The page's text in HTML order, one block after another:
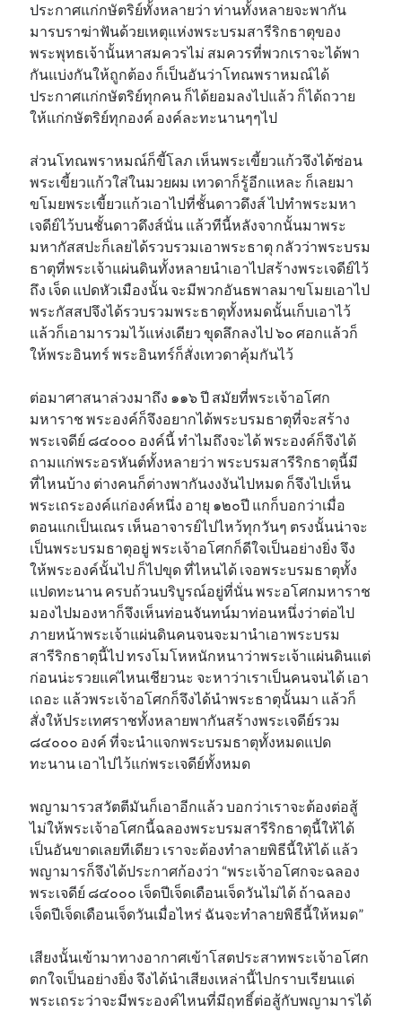
ประกาศแก่กษัตริย์ทั้งหลายว่า ท่านทั้งหลายจะพากัน
มารบราฆ่าฟันด้วยเหตุแห่งพระบรมสารีริกธาตุของ
พระพุทธเจ้านั้นหาสมควรไม่ สมควรที่พวกเราจะได้พา
กันแบ่งกันให้ถูกต้อง ก็เป็นอันว่าโทณพราหมณ์ได้
ประกาศแก่กษัตริย์ทุกคน ก็ได้ยอมลงไปแล้ว ก็ได้ถวาย
ให้แก่กษัตริย์ทุกองค์ องค์ละทะนานๆๆไป
ส่วนโทณพราหมณ์ก็ขี้โลภ เห็นพระเขี้ยวแก้วจึงได้ซ่อน
พระเขี้ยวแก้วใส่ในมวยผม เทวดาก็รู้อีกแหละ ก็เลยมา
ขโมยพระเขี้ยวแก้วเอาไปที่ชั้นดาวดึงส์ ไปทำพระมหา
เจดีย์ไว้บนชั้นดาวดึงส์นั่น แล้วทีนี้หลังจากนั้นมาพระ
มหากัสสปะก็เลยได้รวบรวมเอาพระธาตุ กลัวว่าพระบรม
ธาตุที่พระเจ้าแผ่นดินทั้งหลายนำเอาไปสร้างพระเจดีย์ไว้
ถึง เจ็ด แปดหัวเมืองนั้น จะมีพวกอันธพาลมาขโมยเอาไป
พระกัสสปจึงได้รวบรวมพระธาตุทั้งหมดนั้นเก็บเอาไว้
แล้วก็เอามารวมไว้แห่งเดียว ขุดลึกลงไป ๖๐ ศอกแล้วก็
ให้พระอินทร์ พระอินทร์ก็สั่งเทวดาคุ้มกันไว้
ต่อมาศาสนาล่วงมาถึง ๑๑๖ ปี สมัยที่พระเจ้าอโศก
มหาราช พระองค์ก็จึงอยากได้พระบรมธาตุที่จะสร้าง
พระเจดีย์ ๘๔๐๐๐ องค์นี้ ทำไมถึงจะได้ พระองค์ก็จึงได้
ถามแก่พระอรหันต์ทั้งหลายว่า พระบรมสารีริกธาตุนี้มี
ที่ไหนบ้าง ต่างคนก็ต่างพากันงงงันไปหมด ก็จึงไปเห็น
พระเถระองค์แก่องค์หนึ่ง อายุ ๑๒๐ปี แกก็บอกว่าเมื่อ
ตอนแกเป็นเณร เห็นอาจารย์ไปไหว้ทุกวันๆ ตรงนั้นน่าจะ
เป็นพระบรมธาตุอยู่ พระเจ้าอโศกก็ดีใจเป็นอย่างยิ่ง จึง
ให้พระองค์นั้นไป ก็ไปขุด ที่ไหนได้ เจอพระบรมธาตุทั้ง
แปดทะนาน ครบถ้วนบริบูรณ์อยู่ที่นั่น พระอโศกมหาราช
มองไปมองหาก็จึงเห็นท่อนจันทน์มาท่อนหนึ่งว่าต่อไป
ภายหน้าพระเจ้าแผ่นดินคนจนจะมานำเอาพระบรม
สารีริกธาตุนี้ไป ทรงโมโหหนักหนาว่าพระเจ้าแผ่นดินแต่
ก่อนน่ะรวยแค่ไหนเชียวนะ จะหาว่าเราเป็นคนจนได้ เอา
เถอะ แล้วพระเจ้าอโศกก็จึงได้นำพระธาตุนั้นมา แล้วก็
สั่งให้ประเทศราชทั้งหลายพากันสร้างพระเจดีย์รวม
๘๔๐๐๐ องค์ ที่จะนำแจกพระบรมธาตุทั้งหมดแปด
ทะนาน เอาไปไว้แก่พระเจดีย์ทั้งหมด
พญามารวสวัตตีมันก็เอาอีกแล้ว บอกว่าเราจะต้องต่อสู้
ไม่ให้พระเจ้าอโศกนี้ฉลองพระบรมสารีริกธาตุนี้ให้ได้
เป็นอันขาดเลยทีเดียว เราจะต้องทำลายพิธีนี้ให้ได้ แล้ว
พญามารก็จึงได้ประกาศก้องว่า “พระเจ้าอโศกจะฉลอง
พระเจดีย์ ๘๔๐๐๐ เจ็ดปีเจ็ดเดือนเจ็ดวันไม่ได้ ถ้าฉลอง
เจ็ดปีเจ็ดเดือนเจ็ดวันเมื่อไหร่ ฉันจะทำลายพิธีนี้ให้หมด”
เสียงนั้นเข้ามาทางอากาศเข้าโสตประสาทพระเจ้าอโศก
ตกใจเป็นอย่างยิ่ง จึงได้นำเสียงเหล่านี้ไปกราบเรียนแด่
พระเถระว่าจะมีพระองค์ไหนที่มีฤทธิ์ต่อสู้กับพญามารได้